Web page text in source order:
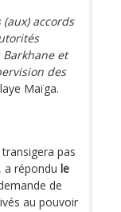
accords
et
des
Maïga.
pas
a répondu le
de
au pouvoir